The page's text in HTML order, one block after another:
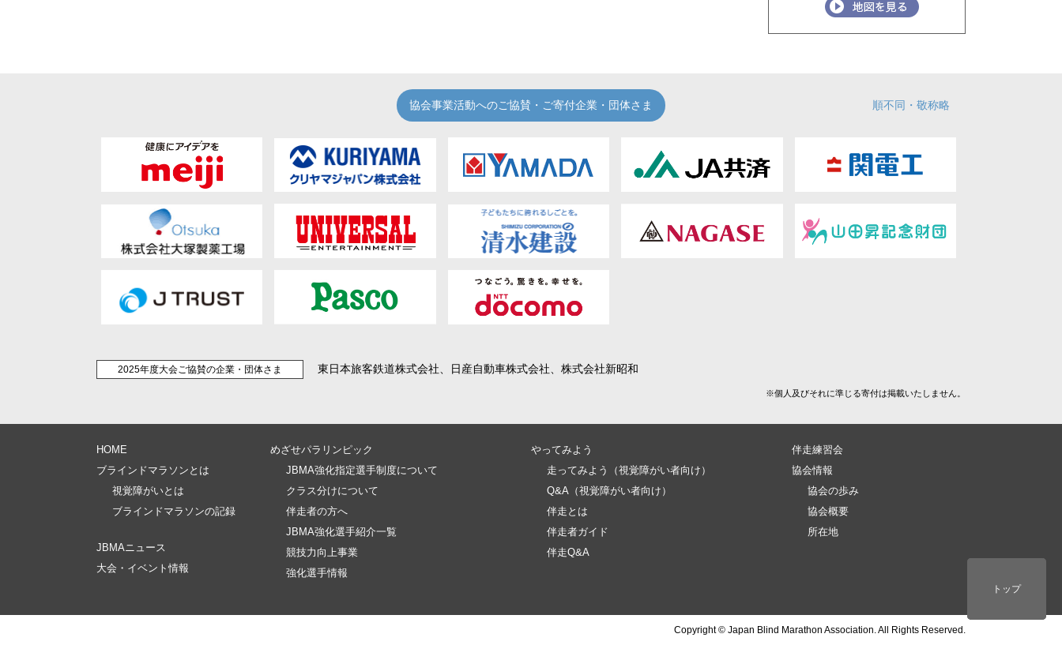
ページトップ
トップ
トップ
協会事業活動へのご協賛・ご寄付企業・団体さま 順不同・敬称略
2025年度大会ご協賛の企業・団体さま 東日本旅客鉄道株式会社、日産自動車株式会社、株式会社新昭和
※個人及びそれに準じる寄付は掲載いたしません。
HOME
ブラインドマラソンとは
視覚障がいとは
ブラインドマラソンの記録
JBMAニュース
大会・イベント情報
めざせパラリンピック
JBMA強化指定選手制度について
クラス分けについて
伴走者の方へ
JBMA強化選手紹介一覧
競技力向上事業
強化選手情報
やってみよう
走ってみよう（視覚障がい者向け）
Q&A（視覚障がい者向け）
伴走とは
伴走者ガイド
伴走Q&A
伴走練習会
協会情報
協会の歩み
協会概要
所在地
Copyright © Japan Blind Marathon Association. All Rights Reserved.